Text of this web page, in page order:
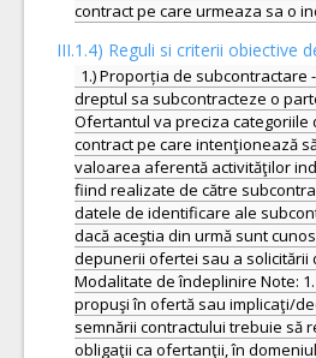
III.1.4) Reguli si criterii obiective
1.) Proporția de subcontractare
dreptul sa subcontracteze o
Ofertantul va preciza categoriile
contract pe care intenţionează
valoarea aferentă activităţilor
fiind realizate de către
datele de identificare ale
dacă aceştia din urmă sunt
depunerii ofertei sau a solicitării
Modalitate de îndeplinire Note:
propuşi în ofertă sau implicaţi/
semnării contractului trebuie să
obligaţii ca ofertanţii, în